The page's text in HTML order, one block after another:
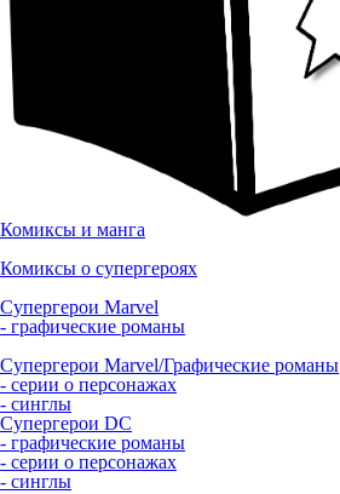
Комиксы и манга
Комиксы о супергероях
Супергерои Marvel
- графические романы
Супергерои Marvel/Графические романы
- серии о персонажах
- синглы
Супергерои DC
- графические романы
- серии о персонажах
- синглы